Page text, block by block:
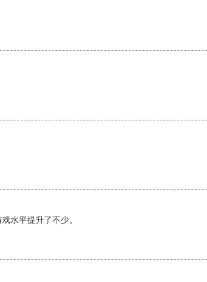
水平提升了不少。